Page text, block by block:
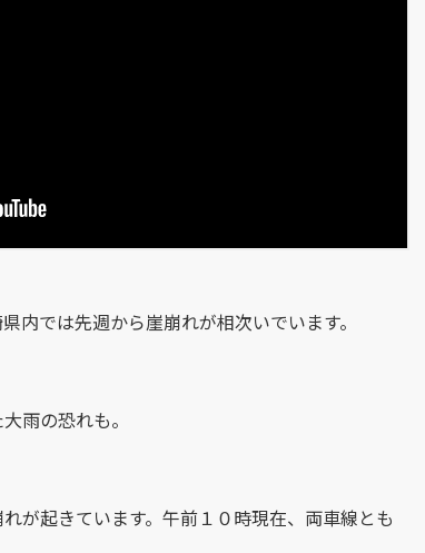
内では先週から崖崩れが相次いでいます。
雨の恐れも。
が起きています。午前１０時現在、両車線とも